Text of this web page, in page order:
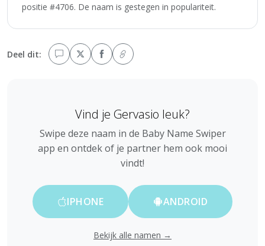
positie #4706. De naam is gestegen in populariteit.
Deel dit:
Vind je Gervasio leuk?
Swipe deze naam in de Baby Name Swiper
app en ontdek of je partner hem ook mooi
vindt!
IPHONE ANDROID
Bekijk alle namen →